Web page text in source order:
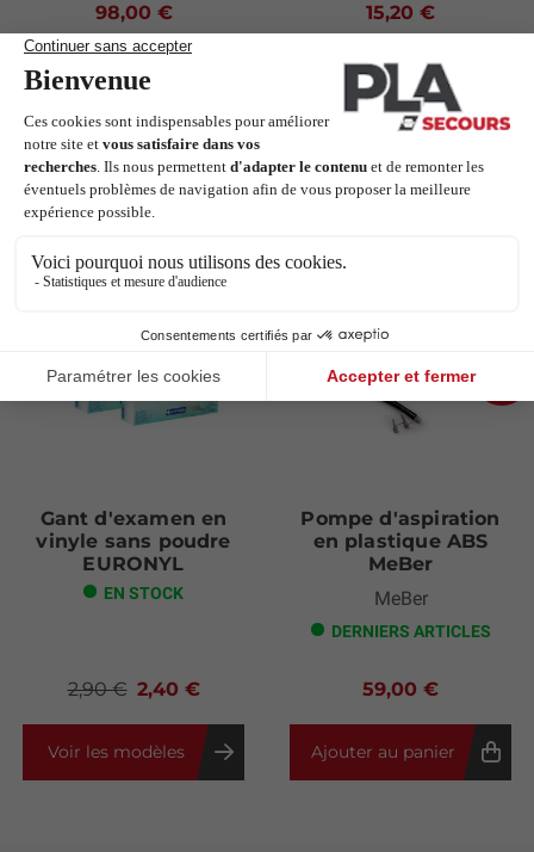
98,00 €
Voir les modèles
15,20 €
Voir les modèles
Les clients qui ont acheté ce produit
ont également acheté :
Gant d'examen en
vinyle sans poudre
EURONYL
EN STOCK
2,40 €
2,90 €
Voir les modèles
Pompe d'aspiration
en plastique ABS
MeBer
MeBer
DERNIERS ARTICLES
59,00 €
Ajouter au panier